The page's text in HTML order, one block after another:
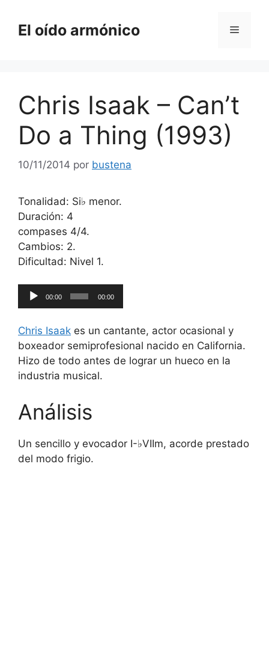
contenido
El oído armónico Menú
Chris Isaak – Can’t
Do a Thing (1993)
10/11/2014 por bustena
Tonalidad: Si♭ menor.
Duración: 4
compases 4/4.
Cambios: 2.
Dificultad: Nivel 1.
Reproductor
de
00:00 00:00
Chris Isaak es un cantante, actor ocasional y
boxeador semiprofesional nacido en California.
Hizo de todo antes de lograr un hueco en la
industria musical.
Análisis
Un sencillo y evocador I-♭VIIm, acorde prestado
del modo frigio.